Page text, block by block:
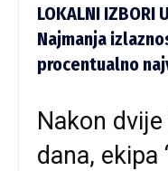
LOKALNI IZBORI
Najmanja
procentualno
Nakon
dana, ekipa